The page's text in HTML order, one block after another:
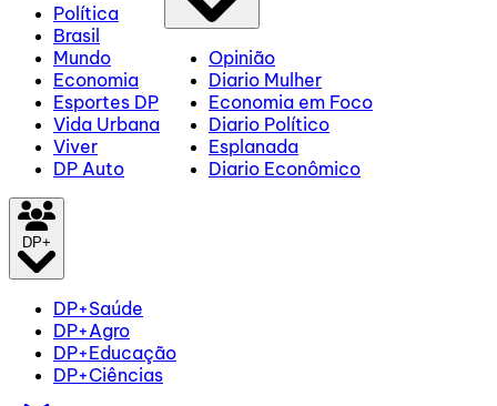
Política
Brasil
Mundo
Economia
Esportes DP
Vida Urbana
Viver
DP Auto
Opinião
Diario Mulher
Economia em Foco
Diario Político
Esplanada
Diario Econômico
DP+
DP+Saúde
DP+Agro
DP+Educação
DP+Ciências